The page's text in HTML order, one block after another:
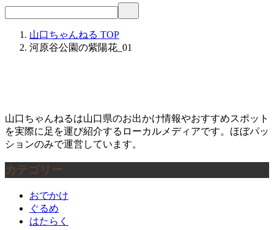
山口ちゃんねる TOP
河原谷公園の紫陽花_01
山口ちゃんねるは山口県のお出かけ情報やおすすめスポット
を実際に足を運び紹介するローカルメディアです。ほぼパッ
ションのみで運営しています。
カテゴリー
おでかけ
ぐるめ
はたらく